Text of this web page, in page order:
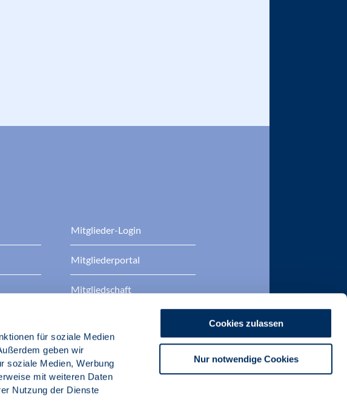
für soziale Medien
geben wir
soziale Medien, Werbung
mit weiteren Daten
Nutzung der Dienste
Cookies zulassen
Nur notwendige Cookies
Mitglieder-Login
Mitgliederportal
Mitgliedschaft
BDP Zertifizierungen